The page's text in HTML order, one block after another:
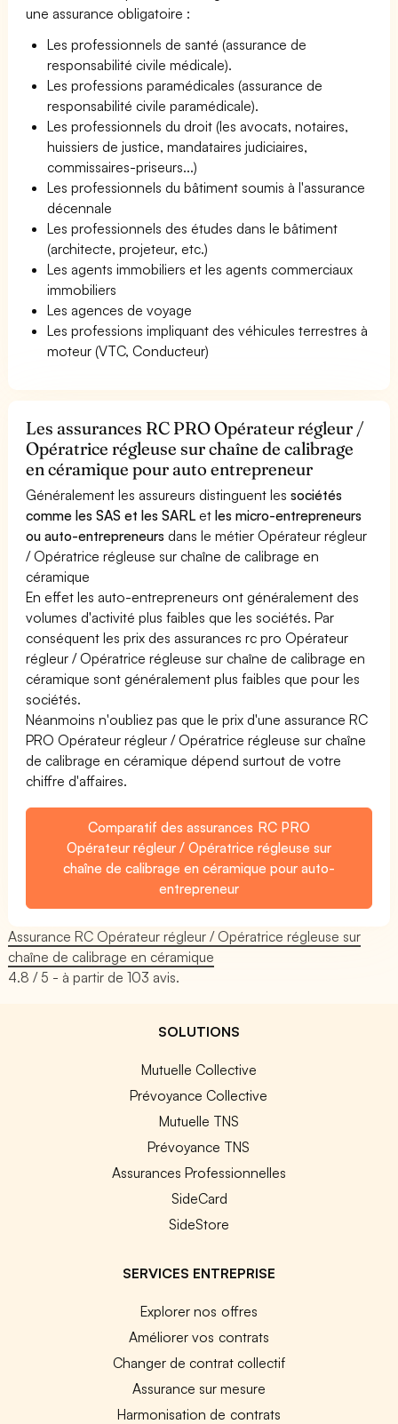
une assurance obligatoire :
Les professionnels de santé (assurance de
responsabilité civile médicale).
Les professions paramédicales (assurance de
responsabilité civile paramédicale).
Les professionnels du droit (les avocats, notaires,
huissiers de justice, mandataires judiciaires,
commissaires-priseurs...)
Les professionnels du bâtiment soumis à l'assurance
décennale
Les professionnels des études dans le bâtiment
(architecte, projeteur, etc.)
Les agents immobiliers et les agents commerciaux
immobiliers
Les agences de voyage
Les professions impliquant des véhicules terrestres à
moteur (VTC, Conducteur)
Les assurances RC PRO Opérateur régleur /
Opératrice régleuse sur chaîne de calibrage
en céramique pour auto entrepreneur
Généralement les assureurs distinguent lessociétés
comme les SAS et les SARL etles micro-entrepreneurs
ou auto-entrepreneurs dans le métier Opérateur régleur
/ Opératrice régleuse sur chaîne de calibrage en
céramique
En effet les auto-entrepreneurs ont généralement des
volumes d'activité plus faibles que les sociétés. Par
conséquent les prix des assurances rc pro Opérateur
régleur / Opératrice régleuse sur chaîne de calibrage en
céramique sont généralement plus faibles que pour les
sociétés.
Néanmoins n'oubliez pas que le prix d'une assurance RC
PRO Opérateur régleur / Opératrice régleuse sur chaîne
de calibrage en céramique dépend surtout de votre
chiffre d'affaires.
Comparatif des assurances RC PRO
Opérateur régleur / Opératrice régleuse sur
chaîne de calibrage en céramique pour auto-
entrepreneur
Assurance RC Opérateur régleur / Opératrice régleuse sur
chaîne de calibrage en céramique
4.8 / 5 - à partir de103 avis.
SOLUTIONS
Mutuelle Collective
Prévoyance Collective
Mutuelle TNS
Prévoyance TNS
Assurances Professionnelles
SideCard
SideStore
SERVICES ENTREPRISE
Explorer nos offres
Améliorer vos contrats
Changer de contrat collectif
Assurance sur mesure
Harmonisation de contrats